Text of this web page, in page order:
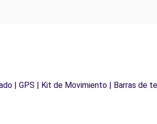
| GPS | Kit de Movimiento | Barras de